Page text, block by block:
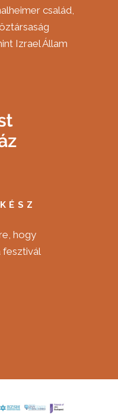
család,
Izrael Állam
hogy
fesztivál